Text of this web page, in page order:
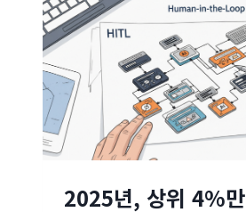
프롬프트를
만드는
비결
APE
(Automatic
Prompt
Engineer)
2025년, 상위 4%만